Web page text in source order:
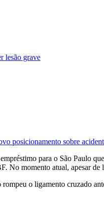
lesão grave
posicionamento sobre
para o São Paulo
momento atual, apesar
o ligamento cruzado